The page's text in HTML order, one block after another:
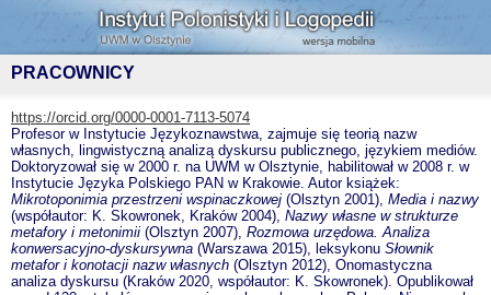
PRACOWNICY
https://orcid.org/0000-0001-7113-5074
Profesor w Instytucie Językoznawstwa, zajmuje się teorią nazw
własnych, lingwistyczną analizą dyskursu publicznego, językiem mediów.
Doktoryzował się w 2000 r. na UWM w Olsztynie, habilitował w 2008 r. w
Instytucie Języka Polskiego PAN w Krakowie. Autor książek:
Mikrotoponimia przestrzeni wspinaczkowej (Olsztyn 2001), Media i nazwy
(współautor: K. Skowronek, Kraków 2004), Nazwy własne w strukturze
metafory i metonimii (Olsztyn 2007), Rozmowa urzędowa. Analiza
konwersacyjno-dyskursywna (Warszawa 2015), leksykonu Słownik
metafor i konotacji nazw własnych (Olsztyn 2012), Onomastyczna
analiza dyskursu (Kraków 2020, współautor: K. Skowronek). Opublikował